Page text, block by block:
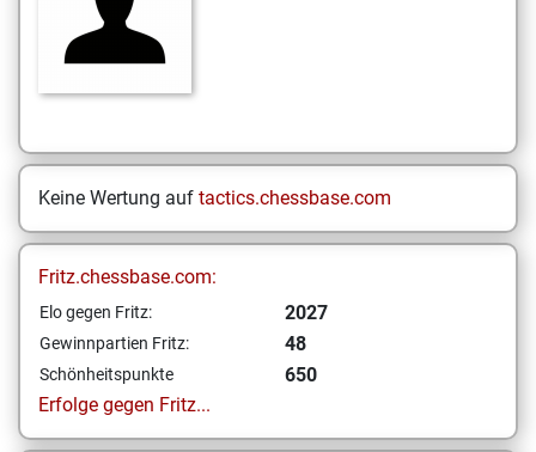
Keine Wertung auf tactics.chessbase.com
Fritz.chessbase.com:
Elo gegen Fritz: 2027
Gewinnpartien Fritz: 48
Schönheitspunkte
650
Erfolge gegen Fritz...